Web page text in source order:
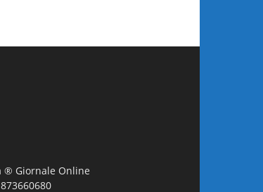
® Giornale Online